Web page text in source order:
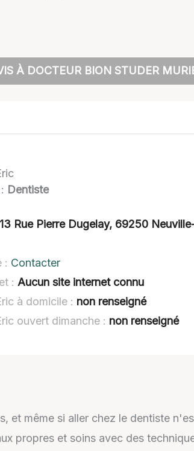
À DOCTEUR BION STUDER
Dentiste
13 Rue Pierre Dugelay, 69250
: Contacter
: Aucun site internet connu
à domicile : non renseigné
ouvert dimanche : non renseigné
et même si aller chez le dentiste
propres et soins avec des